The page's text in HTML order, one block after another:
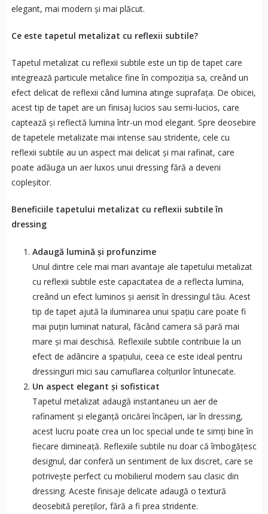
elegant, mai modern și mai plăcut.
Ce este tapetul metalizat cu reflexii subtile?
Tapetul metalizat cu reflexii subtile este un tip de tapet care
integrează particule metalice fine în compoziția sa, creând un
efect delicat de reflexii când lumina atinge suprafața. De obicei,
acest tip de tapet are un finisaj lucios sau semi-lucios, care
captează și reflectă lumina într-un mod elegant. Spre deosebire
de tapetele metalizate mai intense sau stridente, cele cu
reflexii subtile au un aspect mai delicat și mai rafinat, care
poate adăuga un aer luxos unui dressing fără a deveni
copleșitor.
Beneficiile tapetului metalizat cu reflexii subtile în
dressing
Adaugă lumină și profunzime
Unul dintre cele mai mari avantaje ale tapetului metalizat
cu reflexii subtile este capacitatea de a reflecta lumina,
creând un efect luminos și aerisit în dressingul tău. Acest
tip de tapet ajută la iluminarea unui spațiu care poate fi
mai puțin luminat natural, făcând camera să pară mai
mare și mai deschisă. Reflexiile subtile contribuie la un
efect de adâncire a spațiului, ceea ce este ideal pentru
dressinguri mici sau camuflarea colțurilor întunecate.
Un aspect elegant și sofisticat
Tapetul metalizat adaugă instantaneu un aer de
rafinament și eleganță oricărei încăperi, iar în dressing,
acest lucru poate crea un loc special unde te simți bine în
fiecare dimineață. Reflexiile subtile nu doar că îmbogățesc
designul, dar conferă un sentiment de lux discret, care se
potrivește perfect cu mobilierul modern sau clasic din
dressing. Aceste finisaje delicate adaugă o textură
deosebită pereților, fără a fi prea stridente.